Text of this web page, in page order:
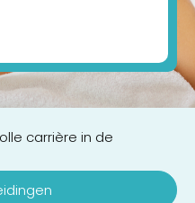
carrière in de